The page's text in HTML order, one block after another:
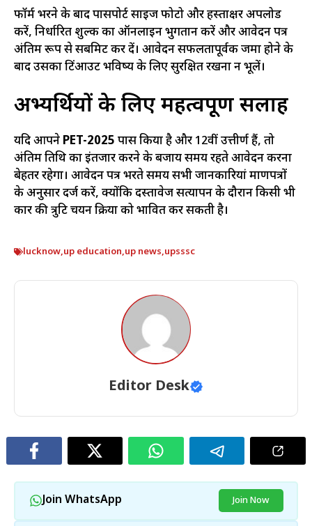
फॉर्म भरने के बाद पासपोर्ट साइज फोटो और हस्ताक्षर अपलोड
करें, निर्धारित शुल्क का ऑनलाइन भुगतान करें और आवेदन पत्र
अंतिम रूप से सबमिट कर दें। आवेदन सफलतापूर्वक जमा होने के
बाद उसका प्रिंटआउट भविष्य के लिए सुरक्षित रखना न भूलें।
अभ्यर्थियों के लिए महत्वपूर्ण सलाह
यदि आपने PET-2025 पास किया है और 12वीं उत्तीर्ण हैं, तो
अंतिम तिथि का इंतजार करने के बजाय समय रहते आवेदन करना
बेहतर रहेगा। आवेदन पत्र भरते समय सभी जानकारियां प्रमाणपत्रों
के अनुसार दर्ज करें, क्योंकि दस्तावेज सत्यापन के दौरान किसी भी
प्रकार की त्रुटि चयन प्रक्रिया को प्रभावित कर सकती है।
lucknow,up education,up news,upsssc
Editor Desk
Join WhatsApp Join Now